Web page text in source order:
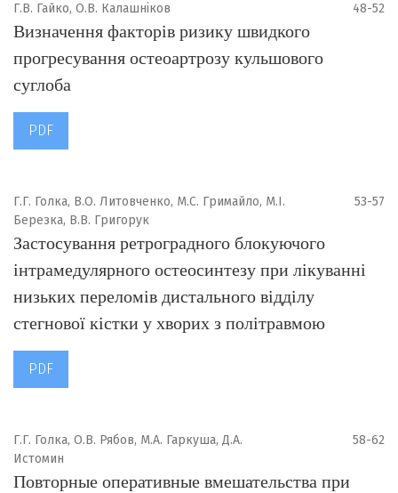
Г.В. Гайко, О.В. Калашніков 48-52
Визначення факторів ризику швидкого
прогресування остеоартрозу кульшового
суглоба
PDF
Г.Г. Голка, В.О. Литовченко, М.С. Гримайло, М.І.
Березка, В.В. Григорук
53-57
Застосування ретроградного блокуючого
інтрамедулярного остеосинтезу при лікуванні
низьких переломів дистального відділу
стегнової кістки у хворих з політравмою
PDF
Г.Г. Голка, О.В. Рябов, М.А. Гаркуша, Д.А.
Истомин
58-62
Повторные оперативные вмешательства при